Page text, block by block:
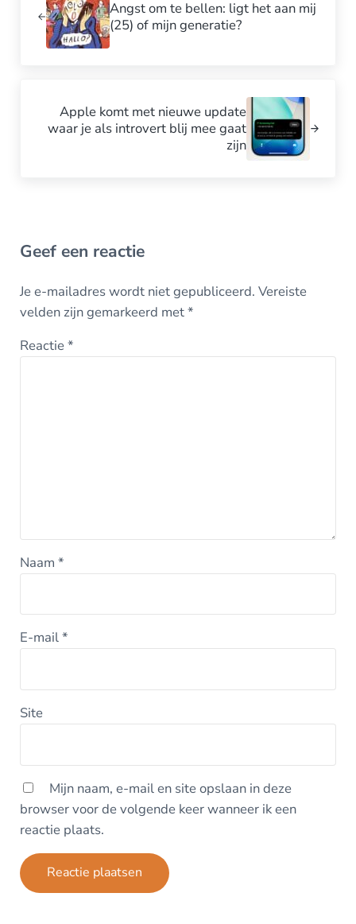
Angst om te bellen: ligt het aan mij
(25) of mijn generatie?
Apple komt met nieuwe update
waar je als introvert blij mee gaat
zijn
Geef een reactie
Je e-mailadres wordt niet gepubliceerd. Vereiste
velden zijn gemarkeerd met*
Reactie*
Naam *
E-mail*
Site
Mijn naam, e-mail en site opslaan in deze
browser voor de volgende keer wanneer ik een
reactie plaats.